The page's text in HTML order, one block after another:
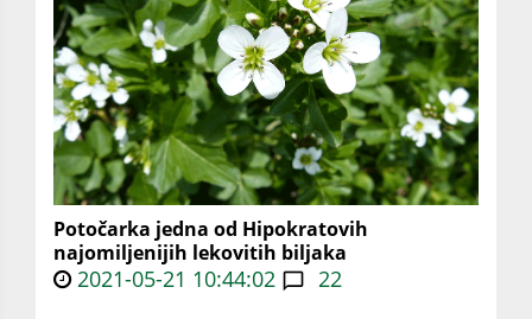
Potočarka jedna od Hipokratovih
najomiljenijih lekovitih biljaka
2021-05-21 10:44:02 22